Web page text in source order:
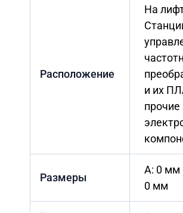
Расположение
На
и их
прочие
Размеры
A: 0 мм
0 мм